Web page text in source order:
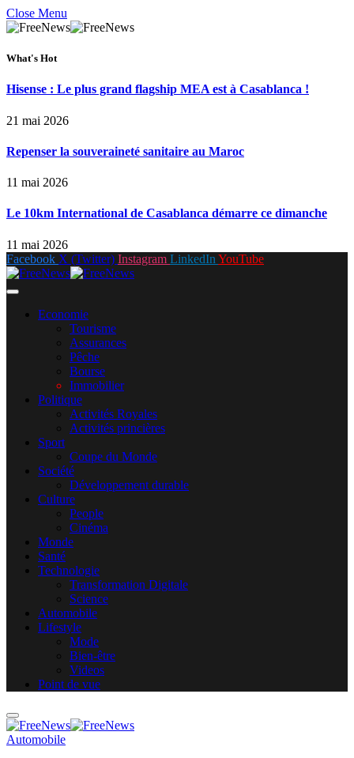
Close Menu
What's Hot
Hisense : Le plus grand flagship MEA est à Casablanca !
21 mai 2026
Repenser la souveraineté sanitaire au Maroc
11 mai 2026
Le 10km International de Casablanca démarre ce dimanche
11 mai 2026
Facebook X (Twitter) Instagram LinkedIn YouTube
Economie
Tourisme
Assurances
Pêche
Bourse
Immobilier
Politique
Activités Royales
Activités princières
Sport
Coupe du Monde
Société
Développement durable
Culture
People
Cinéma
Monde
Santé
Technologie
Transformation Digitale
Science
Automobile
Lifestyle
Mode
Bien-être
Videos
Point de vue
Automobile